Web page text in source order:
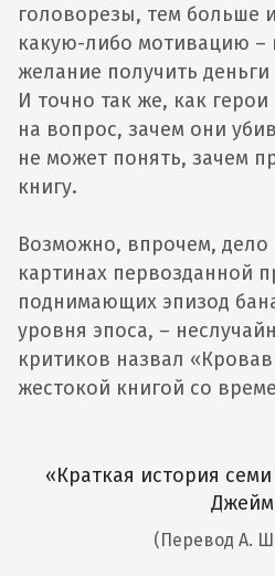
головорезы, тем больше
какую-либо мотивацию –
желание получить
И точно так же, как герои
на вопрос, зачем они
не может понять, зачем
книгу.
Возможно, впрочем, дело
картинах первозданной
поднимающих эпизод
уровня эпоса, –
критиков назвал
жестокой книгой со
«Краткая история
(Перевод А.